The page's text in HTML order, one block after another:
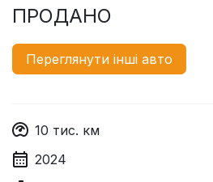
ПРОДАНО
Переглянути інші авто
10 тис. км
2024